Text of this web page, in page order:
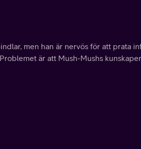
men han är nervös för att prata
är att Mush-Mushs